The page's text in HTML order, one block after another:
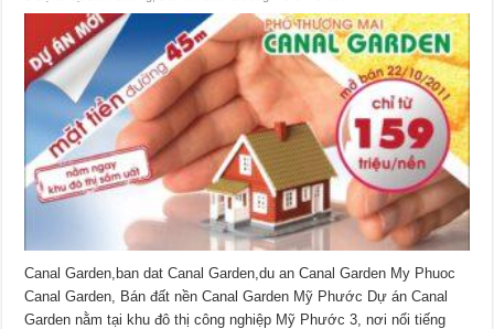
Canal Garden,ban dat Canal Garden,du an Canal Garden My Phuoc
Canal Garden, Bán đất nền Canal Garden Mỹ Phước Dự án Canal
Garden nằm tại khu đô thị công nghiệp Mỹ Phước 3, nơi nổi tiếng